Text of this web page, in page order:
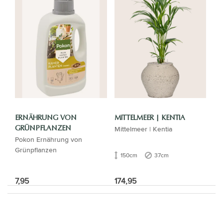
ERNÄHRUNG VON
GRÜNPFLANZEN
Pokon Ernährung von
Grünpflanzen
7,95
MITTELMEER | KENTIA
Mittelmeer | Kentia
150cm 37cm
174,95